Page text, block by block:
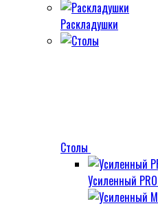
Раскладушки
Столы
Усиленный